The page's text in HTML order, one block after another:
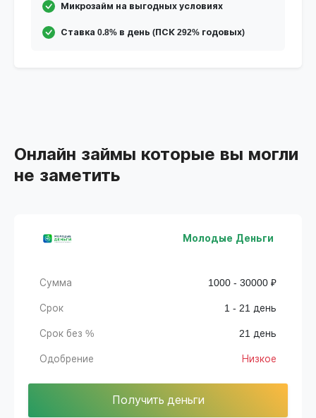
Микрозайм на выгодных условиях
Ставка 0.8% в день (ПСК 292% годовых)
Онлайн займы которые вы могли
не заметить
Молодые Деньги
Сумма 1000 - 30000 ₽
Срок 1 - 21 день
Срок без % 21 день
Одобрение Низкое
Получить деньги